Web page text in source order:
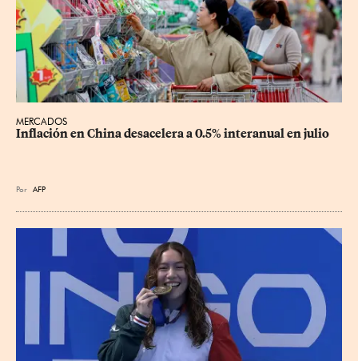
MERCADOS
Inflación en China desacelera a 0.5% interanual en julio
Por AFP